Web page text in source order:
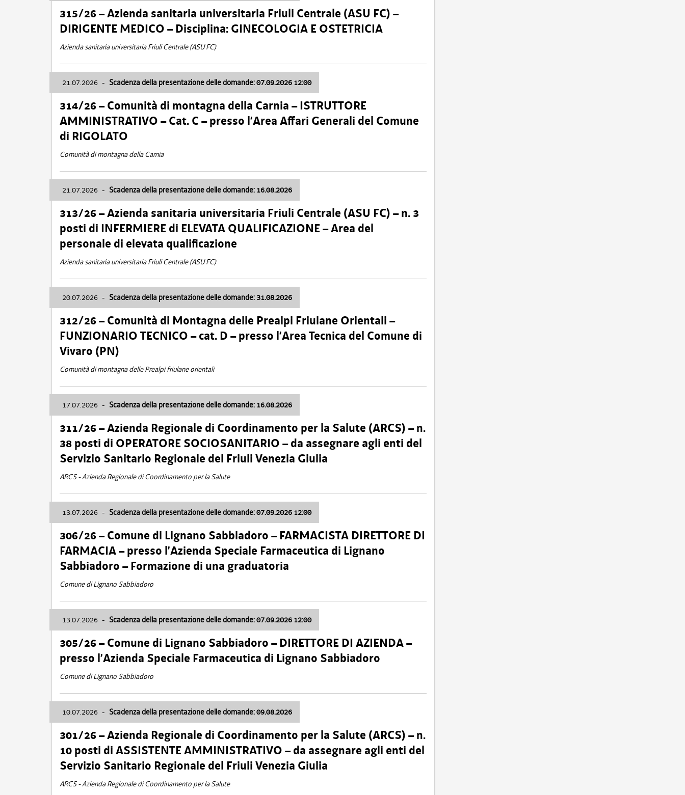
315/26 – Azienda sanitaria universitaria Friuli Centrale (ASU FC) –
DIRIGENTE MEDICO – Disciplina: GINECOLOGIA E OSTETRICIA
Azienda sanitaria universitaria Friuli Centrale (ASU FC)
21.07.2026 - Scadenza della presentazione delle domande: 07.09.2026 12:00
314/26 – Comunità di montagna della Carnia – ISTRUTTORE
AMMINISTRATIVO – Cat. C – presso l’Area Affari Generali del Comune
di RIGOLATO
Comunità di montagna della Carnia
21.07.2026 - Scadenza della presentazione delle domande: 16.08.2026
313/26 – Azienda sanitaria universitaria Friuli Centrale (ASU FC) – n. 3
posti di INFERMIERE di ELEVATA QUALIFICAZIONE – Area del
personale di elevata qualificazione
Azienda sanitaria universitaria Friuli Centrale (ASU FC)
20.07.2026 - Scadenza della presentazione delle domande: 31.08.2026
312/26 – Comunità di Montagna delle Prealpi Friulane Orientali –
FUNZIONARIO TECNICO – cat. D – presso l’Area Tecnica del Comune di
Vivaro (PN)
Comunità di montagna delle Prealpi friulane orientali
17.07.2026 - Scadenza della presentazione delle domande: 16.08.2026
311/26 – Azienda Regionale di Coordinamento per la Salute (ARCS) – n.
38 posti di OPERATORE SOCIOSANITARIO – da assegnare agli enti del
Servizio Sanitario Regionale del Friuli Venezia Giulia
ARCS - Azienda Regionale di Coordinamento per la Salute
13.07.2026 - Scadenza della presentazione delle domande: 07.09.2026 12:00
306/26 – Comune di Lignano Sabbiadoro – FARMACISTA DIRETTORE DI
FARMACIA – presso l’Azienda Speciale Farmaceutica di Lignano
Sabbiadoro – Formazione di una graduatoria
Comune di Lignano Sabbiadoro
13.07.2026 - Scadenza della presentazione delle domande: 07.09.2026 12:00
305/26 – Comune di Lignano Sabbiadoro – DIRETTORE DI AZIENDA –
presso l’Azienda Speciale Farmaceutica di Lignano Sabbiadoro
Comune di Lignano Sabbiadoro
10.07.2026 - Scadenza della presentazione delle domande: 09.08.2026
301/26 – Azienda Regionale di Coordinamento per la Salute (ARCS) – n.
10 posti di ASSISTENTE AMMINISTRATIVO – da assegnare agli enti del
Servizio Sanitario Regionale del Friuli Venezia Giulia
ARCS - Azienda Regionale di Coordinamento per la Salute